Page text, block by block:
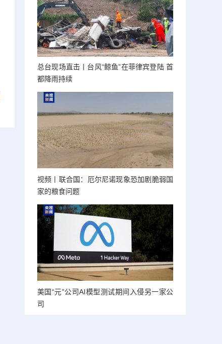
总台现场直击丨台风“鲸鱼”在菲律宾登陆 首
都降雨持续
视频丨联合国：厄尔尼诺现象恐加剧脆弱国
家的粮食问题
美国“元”公司AI模型测试期间入侵另一家公
司